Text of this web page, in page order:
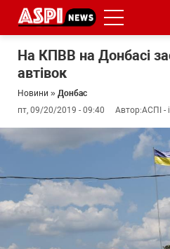
На КПВВ на Донбасі
автівок
Новини » Донбас
пт, 09/20/2019 - 09:40
Автор:АСПІ -
корупцією
#ДФС